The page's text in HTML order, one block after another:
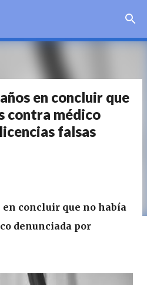
en concluir que
contra médico
falsas
en concluir que no había
denunciada por